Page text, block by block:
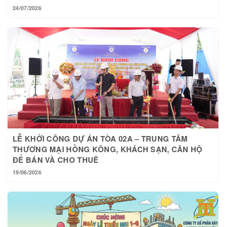
LỄ KHỞI CÔNG DỰ ÁN TÒA 02A – TRUNG TÂM
THƯƠNG MẠI HỒNG KÔNG, KHÁCH SẠN, CĂN HỘ
ĐỂ BÁN VÀ CHO THUÊ
19/06/2026